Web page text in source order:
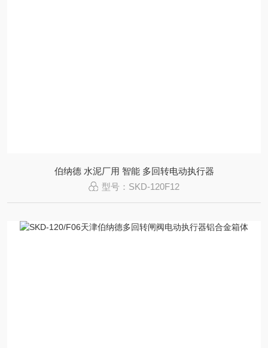
伯纳德 水泥厂用 智能 多回转电动执行器
型号：SKD-120F12